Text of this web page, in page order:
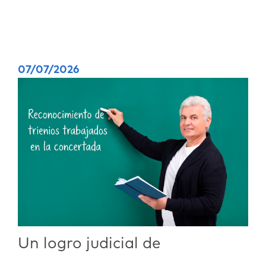
07/07/2026
Un logro judicial de